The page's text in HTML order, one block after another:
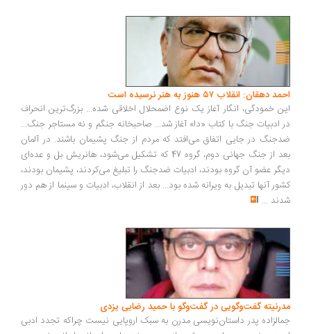
احمد دهقان: انقلاب ۵۷ هنوز به هنر نرسیده است
این خمودگی، انگار آغاز یک نوع اضمحلال اخلاقی شده... بزرگ‌ترین انحراف
در ادبیات جنگ با کتاب «دا» آغاز شد... صاحبخانه جنگم و نه مستاجر جنگ...
ضدجنگ در جایی اتفاق می‌افتد که مردم از جنگ پشیمان باشند. در آلمان
بعد از جنگ جهانی دوم، گروه 47 که تشکیل می‌شود، هانریش بل و عده‌ای
دیگر عضو آن گروه بودند، ادبیات ضدجنگ را تبلیغ می‌کردند، پشیمان بودند،
کشور آنها تبدیل به ویرانه شده بود... بعد از انقلاب، ادبیات و سینما از هم دور
شدند ...
مدرنیته گفت‌وگویی در گفت‌وگو با حمید رضایی یزدی
جمالزاده پدر داستان‌نویسی مدرن به سبک اروپایی نیست چراکه تجدد ادبی